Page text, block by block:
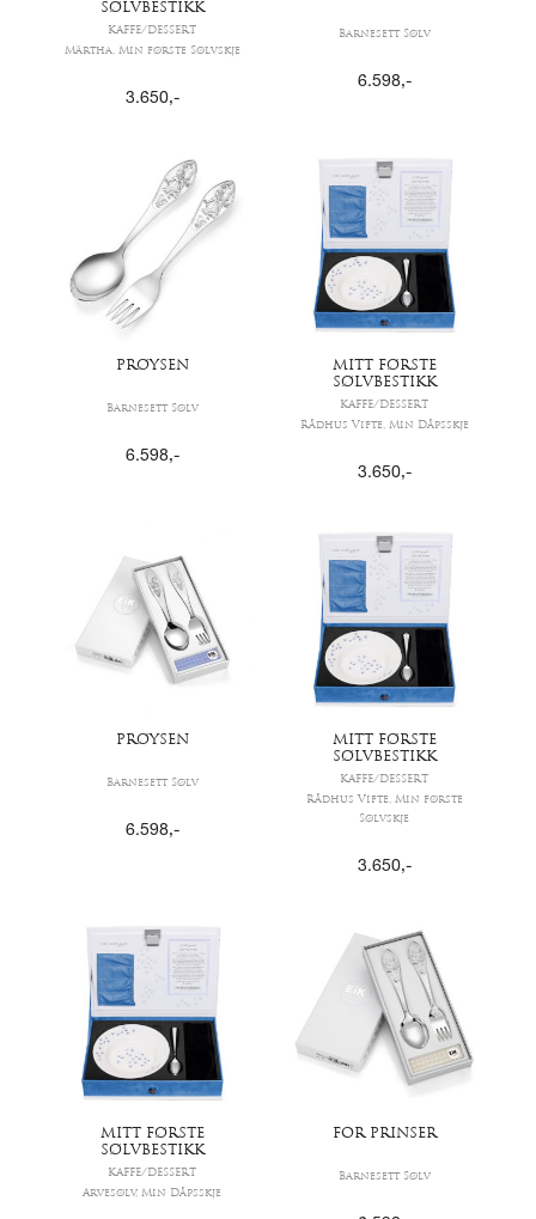
SØLVBESTIKK
KAFFE/DESSERT
Märtha, Min første Sølvskje
3.650,-
Barnesett Sølv
6.598,-
PRØYSEN
Barnesett Sølv
6.598,-
MITT FØRSTE
SØLVBESTIKK
KAFFE/DESSERT
Rådhus Vifte, Min Dåpsskje
3.650,-
PRØYSEN
Barnesett Sølv
6.598,-
MITT FØRSTE
SØLVBESTIKK
KAFFE/DESSERT
Rådhus Vifte, Min første
Sølvskje
3.650,-
MITT FØRSTE
SØLVBESTIKK
KAFFE/DESSERT
Arvesølv, Min Dåpsskje
FOR PRINSER
Barnesett Sølv